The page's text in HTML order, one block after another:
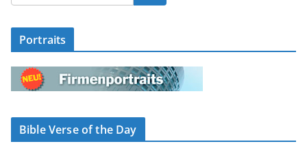
Portraits
Bible Verse of the Day